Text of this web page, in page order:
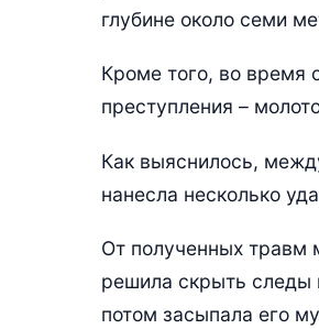
глубине около семи
Кроме того, во время
преступления –
Как выяснилось,
нанесла несколько
От полученных травм
решила скрыть следы
потом засыпала его